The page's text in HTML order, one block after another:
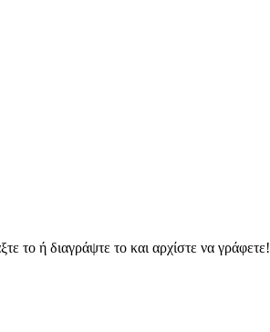
το ή διαγράψτε το και αρχίστε να γράφετε!